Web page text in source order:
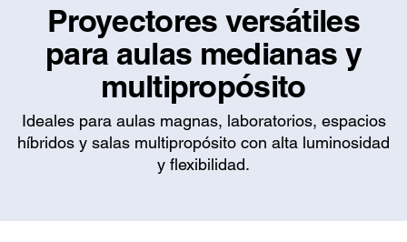
Proyectores versátiles
para aulas medianas y
multipropósito
Ideales para aulas magnas, laboratorios, espacios
híbridos y salas multipropósito con alta luminosidad
y flexibilidad.